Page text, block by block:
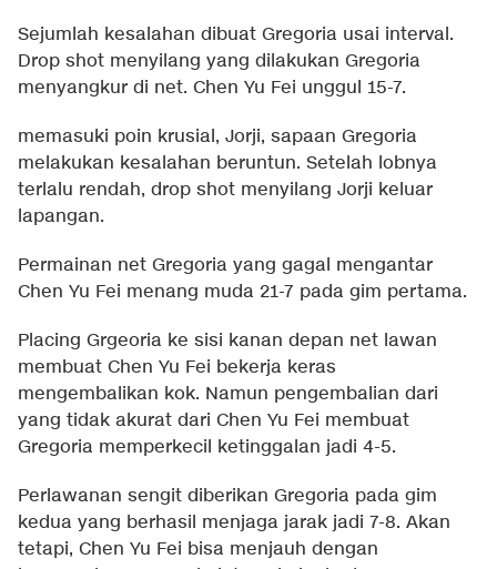
Sejumlah kesalahan dibuat Gregoria usai interval.
Drop shot menyilang yang dilakukan Gregoria
menyangkur di net. Chen Yu Fei unggul 15-7.
memasuki poin krusial, Jorji, sapaan Gregoria
melakukan kesalahan beruntun. Setelah lobnya
terlalu rendah, drop shot menyilang Jorji keluar
lapangan.
Permainan net Gregoria yang gagal mengantar
Chen Yu Fei menang muda 21-7 pada gim pertama.
Placing Grgeoria ke sisi kanan depan net lawan
membuat Chen Yu Fei bekerja keras
mengembalikan kok. Namun pengembalian dari
yang tidak akurat dari Chen Yu Fei membuat
Gregoria memperkecil ketinggalan jadi 4-5.
Perlawanan sengit diberikan Gregoria pada gim
kedua yang berhasil menjaga jarak jadi 7-8. Akan
tetapi, Chen Yu Fei bisa menjauh dengan